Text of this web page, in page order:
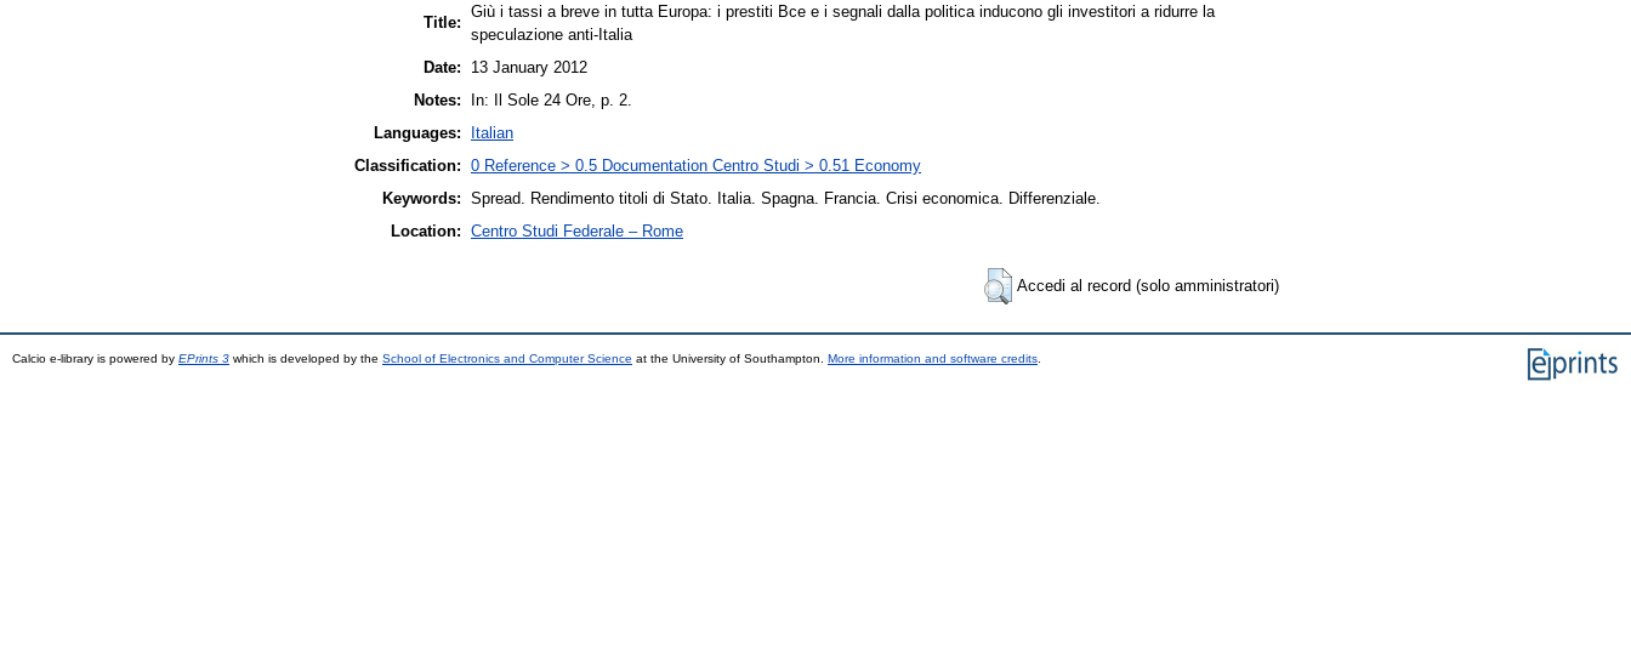
Title:
Giù i tassi a breve in tutta Europa: i prestiti Bce e i segnali dalla politica inducono gli investitori a ridurre la
speculazione anti-Italia
Date:
13 January 2012
Notes:
In: Il Sole 24 Ore, p. 2.
Languages:
Italian
Classification: 0 Reference > 0.5 Documentation Centro Studi > 0.51 Economy
Keywords: Spread. Rendimento titoli di Stato. Italia. Spagna. Francia. Crisi economica. Differenziale.
Location: Centro Studi Federale – Rome
Accedi al record (solo amministratori)
Calcio e-library is powered by EPrints 3 which is developed by the School of Electronics and Computer Science at the University of Southampton. More information and software credits